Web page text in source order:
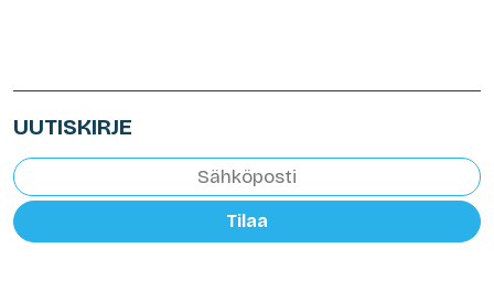
UUTISKIRJE
Tilaa